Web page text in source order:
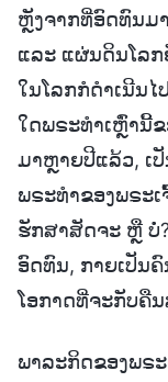
ຫຼັງຈາກທີ່ອົດທົນມ
ແລະ ແຜ່ນດິນໂລກ
ໃນໂລກກໍດຳເນີນໄ
ໃດພຣະທຳເຫຼົ່ານີ້
ມາຫຼາຍປີແລ້ວ, ເ
ພຣະທຳຂອງພຣະ
ຮັກສາສັດຈະ ຫຼື ບໍ່
ອົດທົນ, ກາຍເປັນ
ໂອກາດທີ່ຈະກັບຄືນ
ພາລະກິດຂອງພຣ